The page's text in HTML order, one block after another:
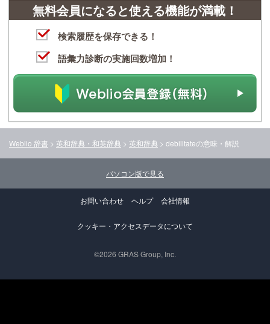
無料会員になると使える機能が満載！
検索履歴を保存できる！
語彙力診断の実施回数増加！
Weblio 辞書 > 英和辞典・和英辞典 > 英和辞典 > debilitateの意味・解説
パソコン版で見る
お問い合わせ ヘルプ 会社情報
クッキー・アクセスデータについて
©2026 GRAS Group, Inc.